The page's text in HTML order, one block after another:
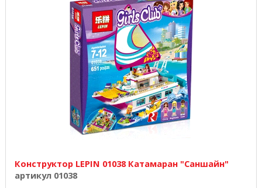
Конструктор LEPIN 01038 Катамаран "Саншайн"
артикул 01038